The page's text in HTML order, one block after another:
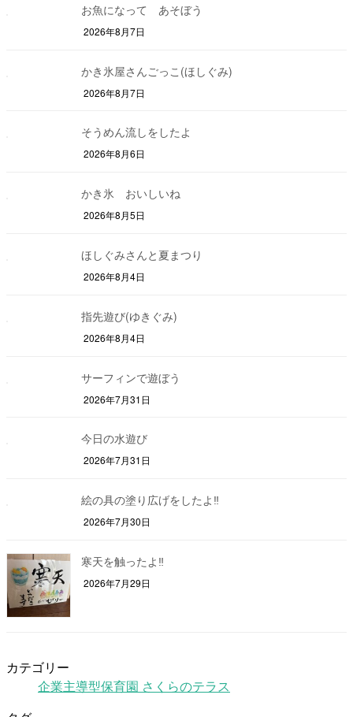
お魚になって あそぼう
2026年8月7日
かき氷屋さんごっこ(ほしぐみ)
2026年8月7日
そうめん流しをしたよ
2026年8月6日
かき氷 おいしいね
2026年8月5日
ほしぐみさんと夏まつり
2026年8月4日
指先遊び(ゆきぐみ)
2026年8月4日
サーフィンで遊ぼう
2026年7月31日
今日の水遊び
2026年7月31日
絵の具の塗り広げをしたよ‼
2026年7月30日
寒天を触ったよ‼
2026年7月29日
カテゴリー
企業主導型保育園 さくらのテラス